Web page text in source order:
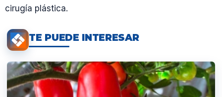
cirugía plástica.
TE PUEDE INTERESAR